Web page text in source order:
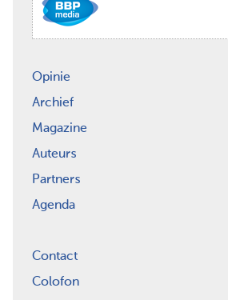
Opinie
Archief
Magazine
Auteurs
Partners
Agenda
Contact
Colofon